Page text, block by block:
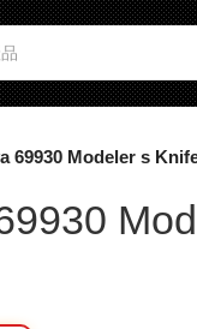
69930 Modeler s